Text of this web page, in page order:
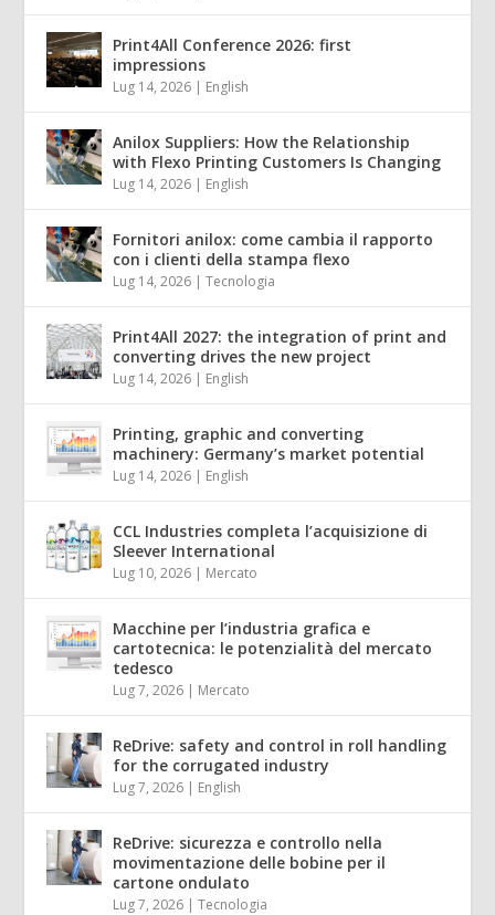
Print4All Conference 2026: first
impressions
Lug 14, 2026 | English
Anilox Suppliers: How the Relationship
with Flexo Printing Customers Is Changing
Lug 14, 2026 | English
Fornitori anilox: come cambia il rapporto
con i clienti della stampa flexo
Lug 14, 2026 |Tecnologia
Print4All 2027: the integration of print and
converting drives the new project
Lug 14, 2026 | English
Printing, graphic and converting
machinery: Germany’s market potential
Lug 14, 2026 | English
CCL Industries completa l’acquisizione di
Sleever International
Lug 10, 2026 | Mercato
Macchine per l’industria grafica e
cartotecnica: le potenzialità del mercato
tedesco
Lug 7, 2026 | Mercato
ReDrive: safety and control in roll handling
for the corrugated industry
Lug 7, 2026 | English
ReDrive: sicurezza e controllo nella
movimentazione delle bobine per il
cartone ondulato
Lug 7, 2026 |Tecnologia